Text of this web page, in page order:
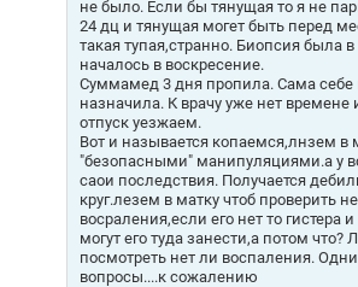
не было. Если бы тянущая то я не
24 дц и тянущая могет быть перед
такая тупая,странно. Биопсия была в
началось в воскресение.
Суммамед 3 дня пропила. Сама себе
назначила. К врачу уже нет времене
отпуск уезжаем.
Вот и называется копаемся,лнзем в
"безопасными" манипуляциями.а у
саои последствия. Получается
круг.лезем в матку чтоб проверить
восраления,если его нет то гистера
могут его туда занести,а потом что?
посмотреть нет ли воспаления.
вопросы....к сожалению